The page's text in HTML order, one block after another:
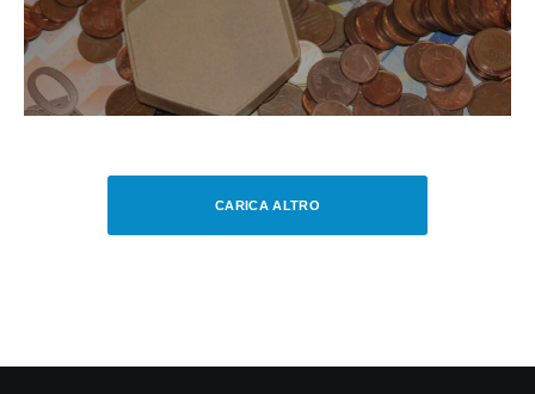
CARICA ALTRO